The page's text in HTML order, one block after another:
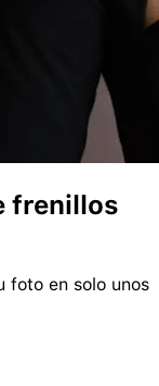
frenillos
foto en solo unos